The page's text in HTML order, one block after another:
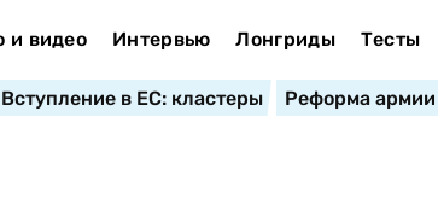
и видео Интервью Лонгриды Тесты
Вступление в ЕС: кластеры Реформа армии